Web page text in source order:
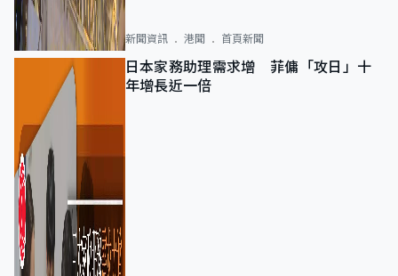
新聞資訊 港聞 首頁新聞
日本家務助理需求增 菲傭「攻日」十
年增長近一倍